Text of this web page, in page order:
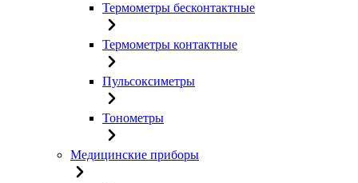
Термометры бесконтактные
Термометры контактные
Пульсоксиметры
Тонометры
Медицинские приборы